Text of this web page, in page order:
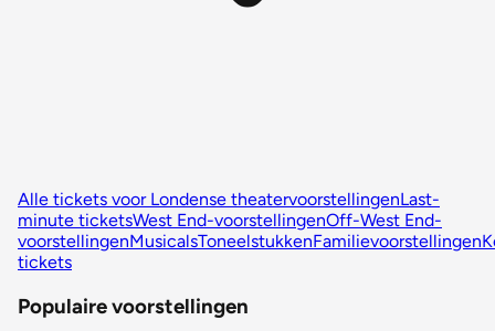
Alle tickets voor Londense theatervoorstellingenLast-
minute ticketsWest End-voorstellingenOff-West End-
voorstellingenMusicalsToneelstukkenFamilievoorstellingen
tickets
Populaire voorstellingen